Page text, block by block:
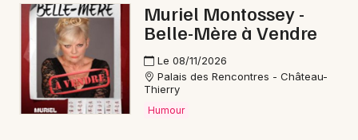
02 - Aisne
Mon email
Je m'abonne
Muriel Montossey -
Belle-Mère à Vendre
Le 08/11/2026
Palais des Rencontres - Château-
Thierry
Humour